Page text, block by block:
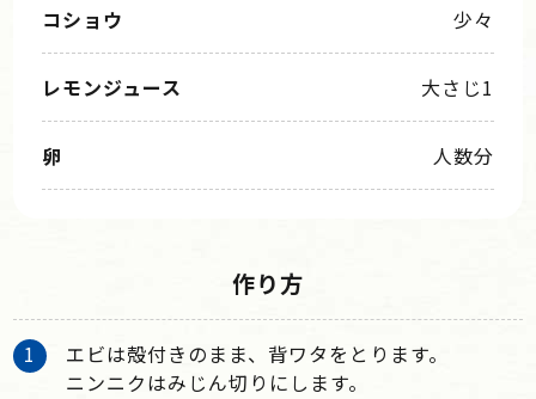
コショウ 少々
レモンジュース 大さじ1
卵 人数分
作り方
エビは殻付きのまま、背ワタをとります。
ニンニクはみじん切りにします。